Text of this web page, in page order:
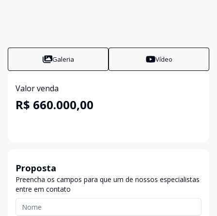
Galeria Vídeo
Valor venda
R$ 660.000,00
Proposta
Preencha os campos para que um de nossos especialistas
entre em contato